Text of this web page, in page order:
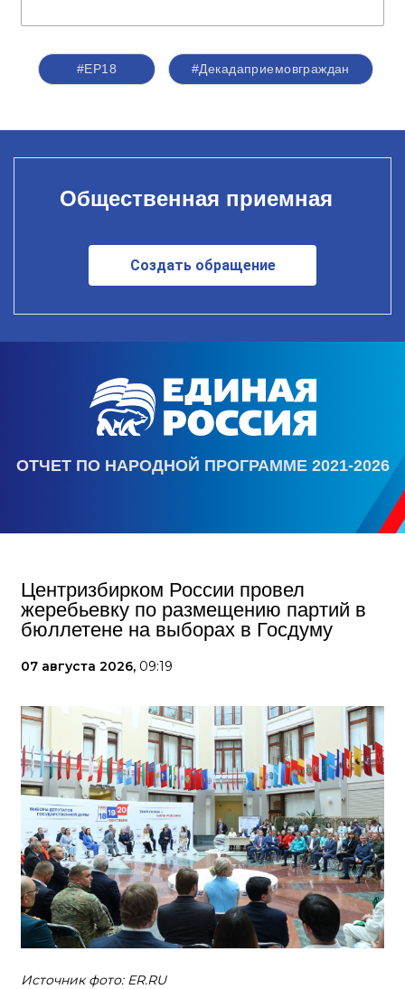
#ЕР18 #Декадаприемовграждан
Общественная приемная
Создать обращение
ОТЧЕТ ПО НАРОДНОЙ ПРОГРАММЕ 2021-2026
Центризбирком России провел
жеребьевку по размещению партий в
бюллетене на выборах в Госдуму
07 августа 2026, 09:19
Источник фото: ER.RU